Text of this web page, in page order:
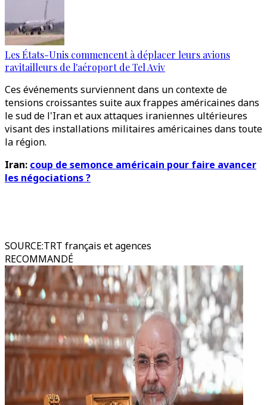
Les États-Unis commencent à déplacer leurs avions
ravitailleurs de l'aéroport de Tel Aviv
Ces événements surviennent dans un contexte de
tensions croissantes suite aux frappes américaines dans
le sud de l'Iran et aux attaques iraniennes ultérieures
visant des installations militaires américaines dans toute
la région.
Iran: coup de semonce américain pour faire avancer
les négociations ?
SOURCE:TRT français et agences
RECOMMANDÉ